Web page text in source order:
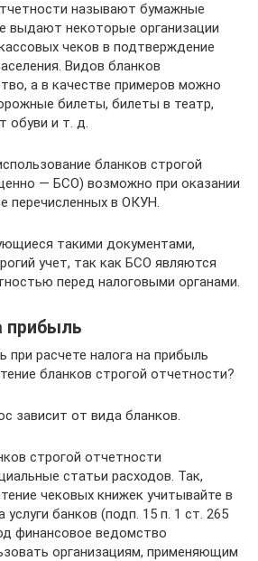
называют бумажные
выдают некоторые организации
чеков в подтверждение
Видов бланков
а в качестве примеров можно
билеты, билеты в театр,
обуви и т. д.
бланков строгой
— БСО) возможно при оказании
перечисленных в ОКУН.
такими документами,
учет, так как БСО являются
перед налоговыми органами.
прибыль
при расчете налога на прибыль
бланков строгой отчетности?
зависит от вида бланков.
строгой отчетности
статьи расходов. Так,
чековых книжек учитывайте в
услуги банков (подп. 15 п. 1 ст. 265
финансовое ведомство
организациям, применяющим